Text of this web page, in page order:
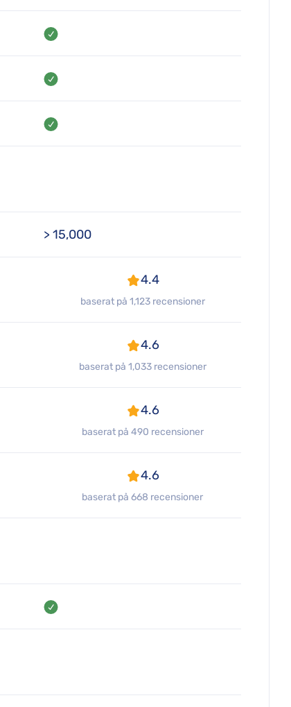
> 15,000
4.4
baserat på 1,123 recensioner
4.6
baserat på 1,033 recensioner
4.6
baserat på 490 recensioner
4.6
baserat på 668 recensioner